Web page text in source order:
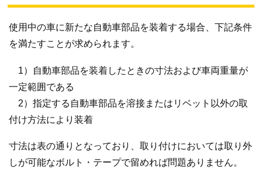
使用中の車に新たな自動車部品を装着する場合、下記条件
を満たすことが求められます。
1）自動車部品を装着したときの寸法および車両重量が
一定範囲である
2）指定する自動車部品を溶接またはリベット以外の取
付け方法により装着
寸法は表の通りとなっており、取り付けにおいては取り外
しが可能なボルト・テープで留めれば問題ありません。